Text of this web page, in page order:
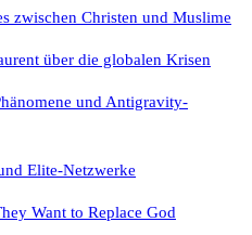
zwischen Christen und Muslime
über die globalen Krisen
und Antigravity-
Elite-Netzwerke
Want to Replace God